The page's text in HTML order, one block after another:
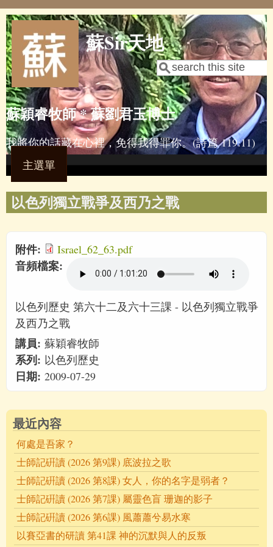
Skip to main content
蘇Sir天地
Search form
Search
蘇穎睿牧師 * 蘇劉君玉博士
我將你的話藏在心裡，免得我得罪你。(詩篇 119:11)
主選單
以色列獨立戰爭及西乃之戰
附件: Israel_62_63.pdf
音頻檔案:
以色列歷史 第六十二及六十三課 - 以色列獨立戰爭
及西乃之戰
講員: 蘇穎睿牧師
系列: 以色列歷史
日期: 2009-07-29
最近內容
何處是吾家？
士師記硏讀 (2026 第9課) 底波拉之歌
士師記硏讀 (2026 第8課) 女人，你的名字是弱者？
士師記硏讀 (2026 第7課) 屬靈色盲 珊迦的影子
士師記硏讀 (2026 第6課) 風蕭蕭兮易水寒
以賽亞書的研讀 第41課 神的沉默與人的反叛